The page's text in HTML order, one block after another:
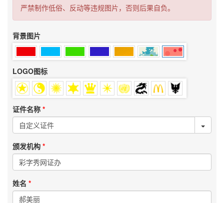
严禁制作低俗、反动等违规图片，否则后果自负。
背景图片
LOGO图标
证件名称
颁发机构
姓名